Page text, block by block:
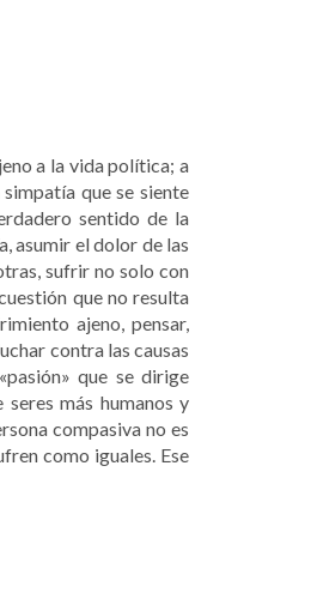
a la vida política; a
que se siente
sentido de la
asumir el dolor de las
sufrir no solo con
que no resulta
ajeno, pensar,
contra las causas
que se dirige
más humanos y
compasiva no es
como iguales. Ese